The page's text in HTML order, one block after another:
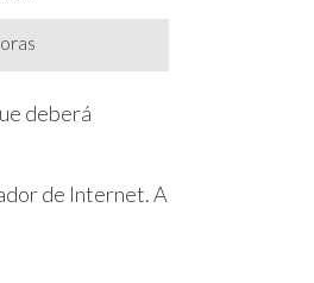
deberá
de Internet. A